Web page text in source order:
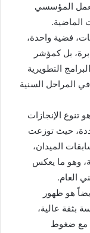
المؤسسي
الماضية.
10 ميداليات ملونة (5 ذهبيات، فضية واحدة،
بل كمؤشر
التطويرية
المراحل السنية
تنوع الإنجازات
حيث توزعت
الميدان،
وهو ما يعكس
العام.
هو ظهور
بثقة عالية،
مع ضغوط